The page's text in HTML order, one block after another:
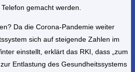
gemacht werden.
Da die Corona-Pandemie weiter
sich auf steigende Zahlen im
einstellt, erklärt das RKI, dass „zum
Entlastung des Gesundheitssystems